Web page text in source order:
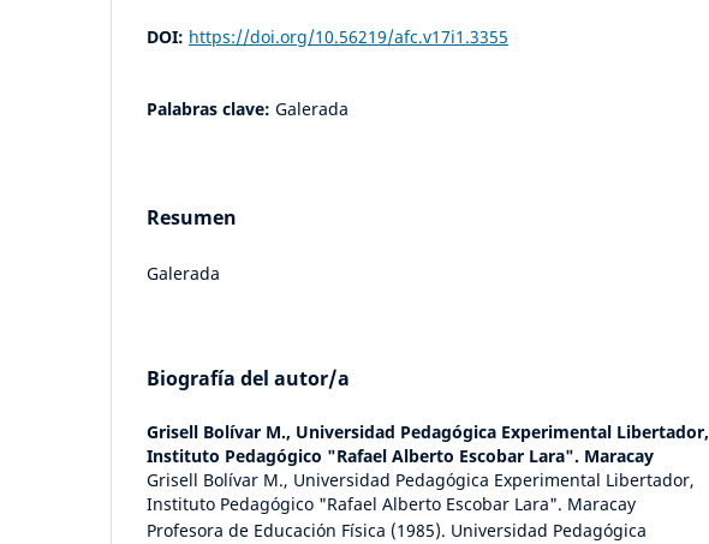
DOI: https://doi.org/10.56219/afc.v17i1.3355
Palabras clave: Galerada
Resumen
Galerada
Biografía del autor/a
Grisell Bolívar M., Universidad Pedagógica Experimental Libertador,
Instituto Pedagógico "Rafael Alberto Escobar Lara". Maracay
Grisell Bolívar M., Universidad Pedagógica Experimental Libertador,
Instituto Pedagógico "Rafael Alberto Escobar Lara". Maracay
Profesora de Educación Física (1985). Universidad Pedagógica